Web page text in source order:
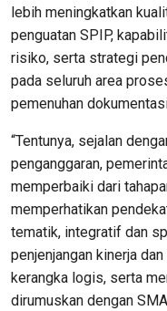
lebih meningkatkan
penguatan SPIP,
risiko, serta strategi
pada seluruh area
pemenuhan
“Tentunya, sejalan
penganggaran,
memperbaiki dari
memperhatikan
tematik, integratif dan
penjenjangan kinerja
kerangka logis, serta
dirumuskan dengan